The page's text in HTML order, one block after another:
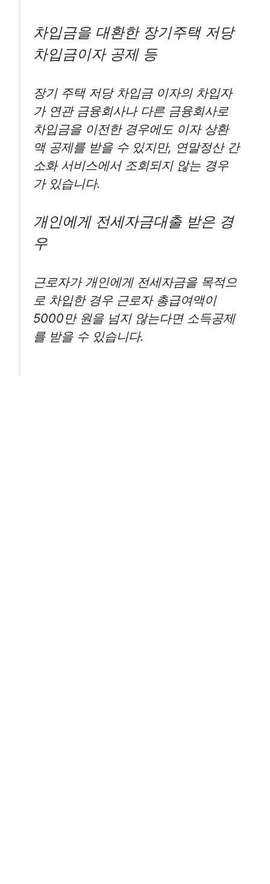
차입금을 대환한 장기주택 저당
차입금이자 공제 등
장기 주택 저당 차입금 이자의 차입자
가 연관 금융회사나 다른 금융회사로
차입금을 이전한 경우에도 이자 상환
액 공제를 받을 수 있지만, 연말정산 간
소화 서비스에서 조회되지 않는 경우
가 있습니다.
개인에게 전세자금대출 받은 경
우
근로자가 개인에게 전세자금을 목적으
로 차입한 경우 근로자 총급여액이
5000만 원을 넘지 않는다면 소득공제
를 받을 수 있습니다.